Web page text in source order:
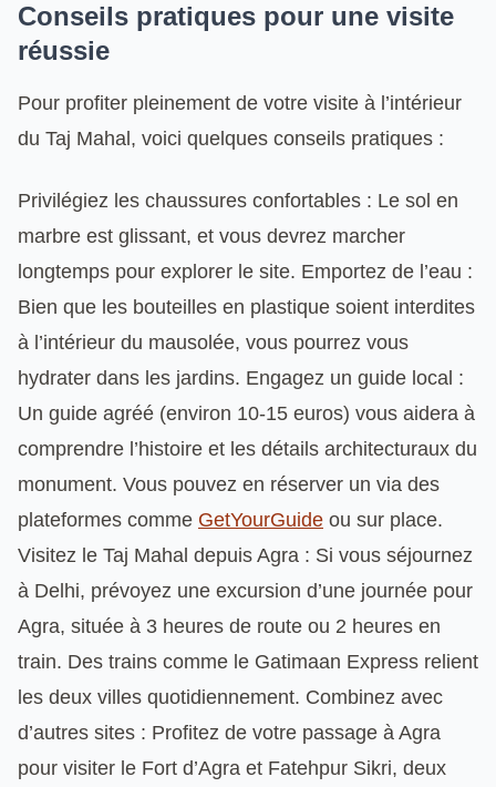
Conseils pratiques pour une visite
réussie
Pour profiter pleinement de votre visite à l’intérieur
du Taj Mahal, voici quelques conseils pratiques :
Privilégiez les chaussures confortables : Le sol en
marbre est glissant, et vous devrez marcher
longtemps pour explorer le site. Emportez de l’eau :
Bien que les bouteilles en plastique soient interdites
à l’intérieur du mausolée, vous pourrez vous
hydrater dans les jardins. Engagez un guide local :
Un guide agréé (environ 10-15 euros) vous aidera à
comprendre l’histoire et les détails architecturaux du
monument. Vous pouvez en réserver un via des
plateformes comme GetYourGuide ou sur place.
Visitez le Taj Mahal depuis Agra : Si vous séjournez
à Delhi, prévoyez une excursion d’une journée pour
Agra, située à 3 heures de route ou 2 heures en
train. Des trains comme le Gatimaan Express relient
les deux villes quotidiennement. Combinez avec
d’autres sites : Profitez de votre passage à Agra
pour visiter le Fort d’Agra et Fatehpur Sikri, deux